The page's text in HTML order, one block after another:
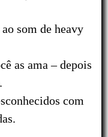
som de heavy
as ama – depois
com